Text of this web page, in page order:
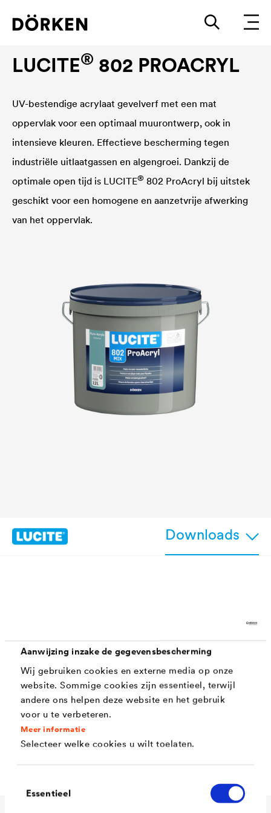
Aanwijzing inzake de gegevensbescherming
Wij gebruiken cookies en externe media op onze
website. Sommige cookies zijn essentieel, terwijl
andere ons helpen deze website en het gebruik
voor u te verbeteren.
Meer informatie
Selecteer welke cookies u wilt toelaten.
Essentieel
LUCITE® 802 PROACRYL
UV-bestendige acrylaat gevelverf met een mat
oppervlak voor een optimaal muurontwerp, ook in
intensieve kleuren. Effectieve bescherming tegen
industriële uitlaatgassen en algengroei. Dankzij de
optimale open tijd is LUCITE® 802 ProAcryl bij uitstek
geschikt voor een homogene en aanzetvrije afwerking
van het oppervlak.
Downloads
Zeer goede open tijd
Matte oppervlaktefinish
Goede waterdampdoorlaarbaarheid (V2)
Optimale bescherming tegen schimmel - en
algengroei